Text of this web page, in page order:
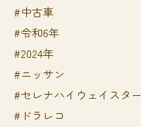
#中古車
#令和6年
#2024年
#ニッサン
#セレナハイウェイスター
#ドラレコ